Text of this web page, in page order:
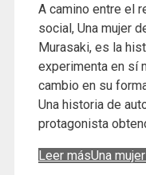
A camino entre el
social, Una mujer
Murasaki, es la
experimenta en sí
cambio en su
Una historia de
protagonista
Leer másUna